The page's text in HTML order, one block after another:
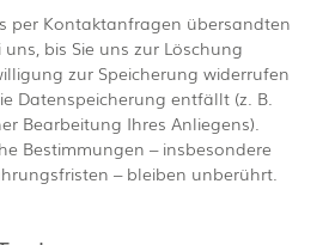
per Kontaktanfragen übersandten
bis Sie uns zur Löschung
zur Speicherung widerrufen
Datenspeicherung entfällt (z. B.
Bearbeitung Ihres Anliegens).
Bestimmungen – insbesondere
– bleiben unberührt.